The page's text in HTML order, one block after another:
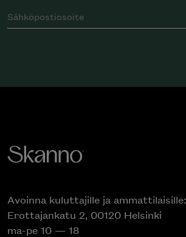
Avoinna kuluttajille ja ammattilaisille:
Erottajankatu 2, 00120 Helsinki
ma-pe 10 — 18